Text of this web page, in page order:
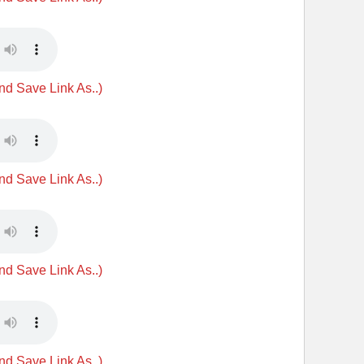
Save Link As..)
Save Link As..)
Save Link As..)